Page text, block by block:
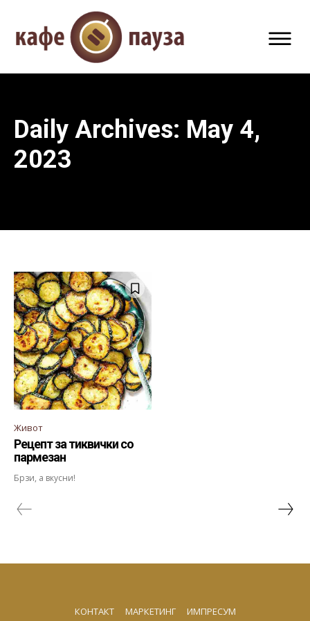
Daily Archives: May 4,
2023
Живот
Рецепт за тиквички со
пармезан
Брзи, а вкусни!
КОНТАКТ МАРКЕТИНГ ИМПРЕСУМ